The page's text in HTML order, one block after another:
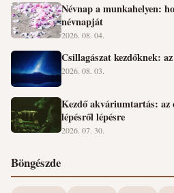
Névnap a munkahelyen:
névnapját
2026. 08. 04.
Csillagászat kezdőknek:
2026. 08. 03.
Kezdő akváriumtartás: az
lépésről lépésre
2026. 07. 30.
Böngészde